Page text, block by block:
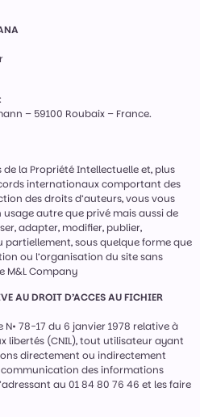
– 59100 Roubaix – France.
la Propriété Intellectuelle et, plus
internationaux comportant des
des droits d’auteurs, vous vous
autre que privé mais aussi de
adapter, modifier, publier,
sous quelque forme que
ou l’organisation du site sans
M&L Company
AU DROIT D’ACCES AU FICHIER
78-17 du 6 janvier 1978 relative à
libertés (CNIL), tout utilisateur ayant
directement ou indirectement
des informations
au 01 84 80 76 46 et les faire